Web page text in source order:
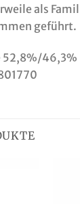
als
geführt.
52,8%/46,3%